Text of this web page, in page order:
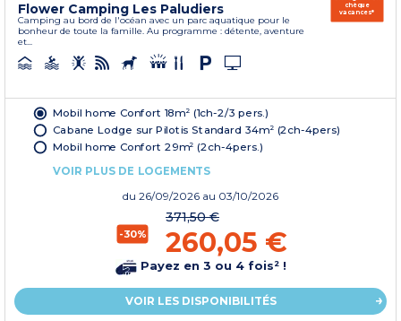
Flower Camping Les Paludiers
Camping au bord de l'océan avec un parc aquatique pour le
bonheur de toute la famille. Au programme : détente, aventure
et...
chèque
vacances*
Mobil home Confort 18m² (1ch-2/3 pers.)
Cabane Lodge sur Pilotis Standard 34m² (2ch-4pers)
Mobil home Confort 29m² (2ch-4pers.)
VOIR PLUS DE LOGEMENTS
du 26/09/2026 au 03/10/2026
-30%
371,50 €
260,05 €
Payez en 3 ou 4 fois² !
VOIR LES DISPONIBILITÉS